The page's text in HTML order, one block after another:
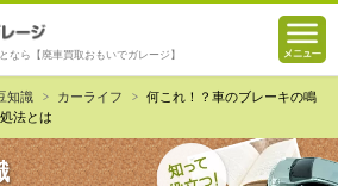
なら【廃車買取おもいでガレージ】
知識 カーライフ
何これ！？車のブレーキの鳴
法とは